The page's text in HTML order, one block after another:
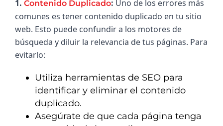
1. Contenido Duplicado: Uno de los errores más
comunes es tener contenido duplicado en tu sitio
web. Esto puede confundir a los motores de
búsqueda y diluir la relevancia de tus páginas. Para
evitarlo:
Utiliza herramientas de SEO para
identificar y eliminar el contenido
duplicado.
Asegúrate de que cada página tenga